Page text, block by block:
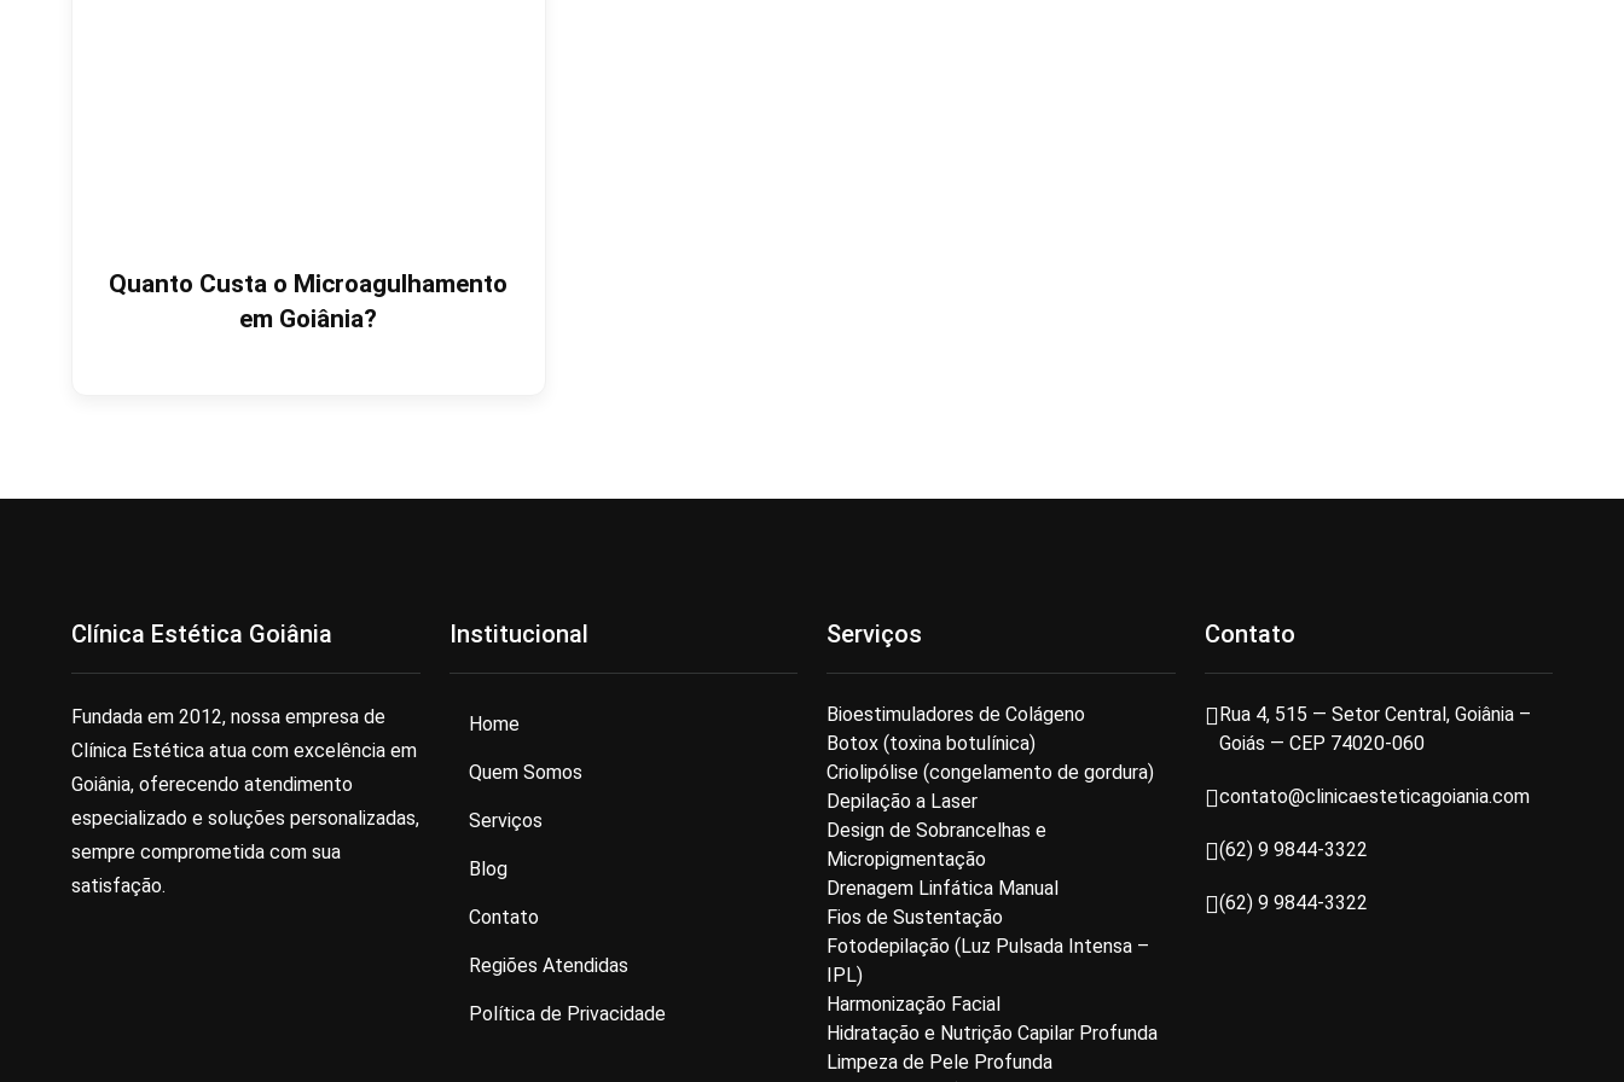
Quanto Custa o Microagulhamento
em Goiânia?
Clínica Estética Goiânia
Fundada em 2012, nossa empresa de
Clínica Estética atua com excelência em
Goiânia, oferecendo atendimento
especializado e soluções personalizadas,
sempre comprometida com sua
satisfação.
Institucional
Home
Quem Somos
Serviços
Blog
Contato
Regiões Atendidas
Política de Privacidade
Serviços
Bioestimuladores de Colágeno
Botox (toxina botulínica)
Criolipólise (congelamento de gordura)
Depilação a Laser
Design de Sobrancelhas e
Micropigmentação
Drenagem Linfática Manual
Fios de Sustentação
Fotodepilação (Luz Pulsada Intensa –
IPL)
Harmonização Facial
Hidratação e Nutrição Capilar Profunda
Limpeza de Pele Profunda
Contato
Rua 4, 515 — Setor Central, Goiânia –
Goiás — CEP 74020-060
contato@clinicaesteticagoiania.com
(62) 9 9844-3322
(62) 9 9844-3322